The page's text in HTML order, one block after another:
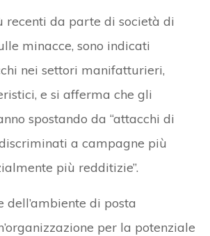
recenti da parte di società di
minacce, sono indicati
nei settori manifatturieri,
e si afferma che gli
spostando da “attacchi di
a campagne più
più redditizie”.
dell’ambiente di posta
per la potenziale